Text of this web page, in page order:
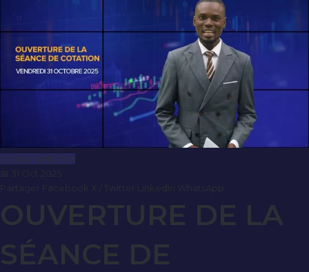
Le Journal BRVM
OUVERTURE DE LA
SÉANCE DE